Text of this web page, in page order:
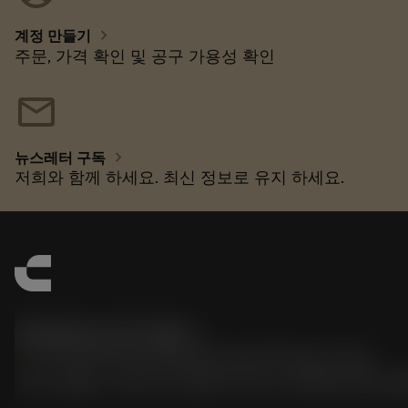
계정 만들기 chevron_right
주문, 가격 확인 및 공구 가용성 확인
mail
뉴스레터 구독 chevron_right
저희와 함께 하세요. 최신 정보로 유지 하세요.